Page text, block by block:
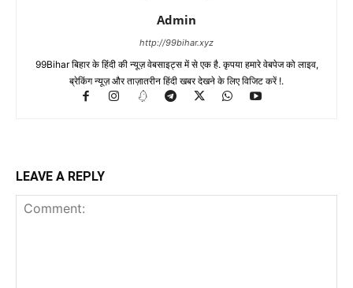
Admin
http://99bihar.xyz
99Bihar बिहार के हिंदी की न्यूज़ वेबसाइट्स में से एक है. कृपया हमारे वेबपेज को लाइव,
ब्रेकिंग न्यूज़ और ताज़ातरीन हिंदी खबर देखने के लिए विजिट करें !.
LEAVE A REPLY